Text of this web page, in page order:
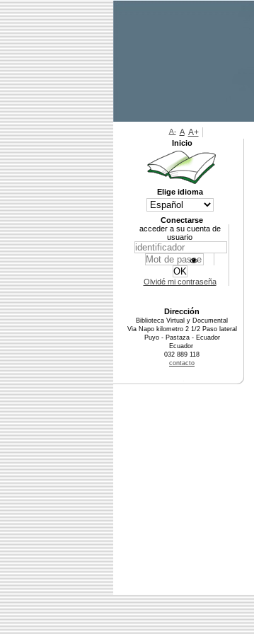
A- A A+
Inicio
Elige idioma
Conectarse
acceder a su cuenta de
usuario
Olvidé mi contraseña
Dirección
Biblioteca Virtual y Documental
Via Napo kilometro 2 1/2 Paso lateral
Puyo - Pastaza - Ecuador
Ecuador
032 889 118
contacto